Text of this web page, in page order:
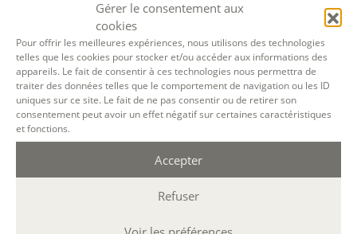
Gérer le consentement aux
cookies
Pour offrir les meilleures expériences, nous utilisons des technologies
telles que les cookies pour stocker et/ou accéder aux informations des
appareils. Le fait de consentir à ces technologies nous permettra de
traiter des données telles que le comportement de navigation ou les ID
uniques sur ce site. Le fait de ne pas consentir ou de retirer son
consentement peut avoir un effet négatif sur certaines caractéristiques
et fonctions.
Accepter
Refuser
Réserver des sessions de formation :
Actuellement, il y a places disponibles.